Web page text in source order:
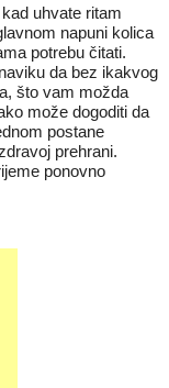
uhvate ritam
napuni kolica
potrebu čitati.
da bez ikakvog
što vam možda
može dogoditi da
postane
prehrani.
ponovno